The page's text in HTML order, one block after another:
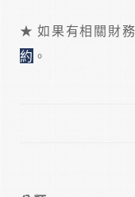
★ 如果有相關財
約 。